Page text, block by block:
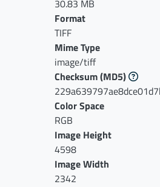
30.83 MB
Format
TIFF
Mime Type
image/tiff
Checksum(MD5)
Color Space
RGB
Image Height
4598
Image Width
2342